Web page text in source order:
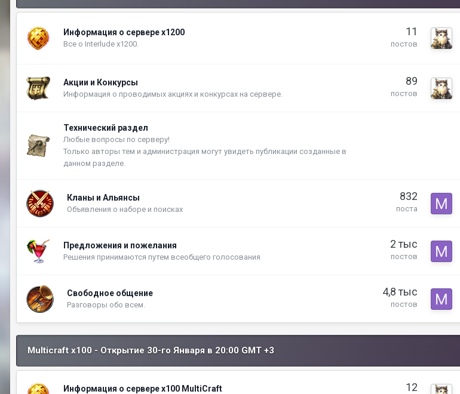
Информация о сервере x1200
Все о Interlude x1200.
11
постов
Акции и Конкурсы
Информация о проводимых акциях и конкурсах на сервере.
89
постов
Технический раздел
Любые вопросы по серверу!
Только авторы тем и администрация могут увидеть публикации созданные в
данном разделе.
Кланы и Альянсы
Объявления о наборе и поисках
832
поста
Предложения и пожелания
Решения принимаются путем всеобщего голосования
2 тыс
постов
Свободное общение
Разговоры обо всем.
4,8 тыс
постов
Multicraft x100 - Открытие 30-го Января в 20:00 GMT +3
Информация о сервере x100 MultiCraft 12